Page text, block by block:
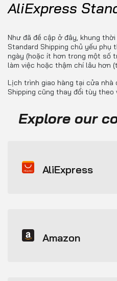
AliExpress
Như đã đề cập ở đây, khung
Standard Shipping chủ yếu
ngày (hoặc ít hơn trong một số
làm việc hoặc thậm chí lâu hơn
Lịch trình giao hàng tại cửa nhà
Shipping cũng thay đổi tùy theo
Explore our
AliExpress
Amazon